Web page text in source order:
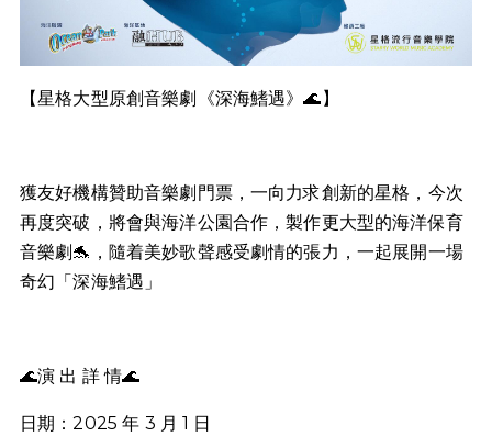
【星格大型原創音樂劇《深海鰭遇》🌊】
獲友好機構贊助音樂劇門票，一向力求創新的星格，今次
再度突破，將會與海洋公園合作，製作更大型的海洋保育
音樂劇🐬，隨着美妙歌聲感受劇情的張力，一起展開一場
奇幻「深海鰭遇」
🌊演 出 詳 情🌊
日期：2025 年 3 月 1 日